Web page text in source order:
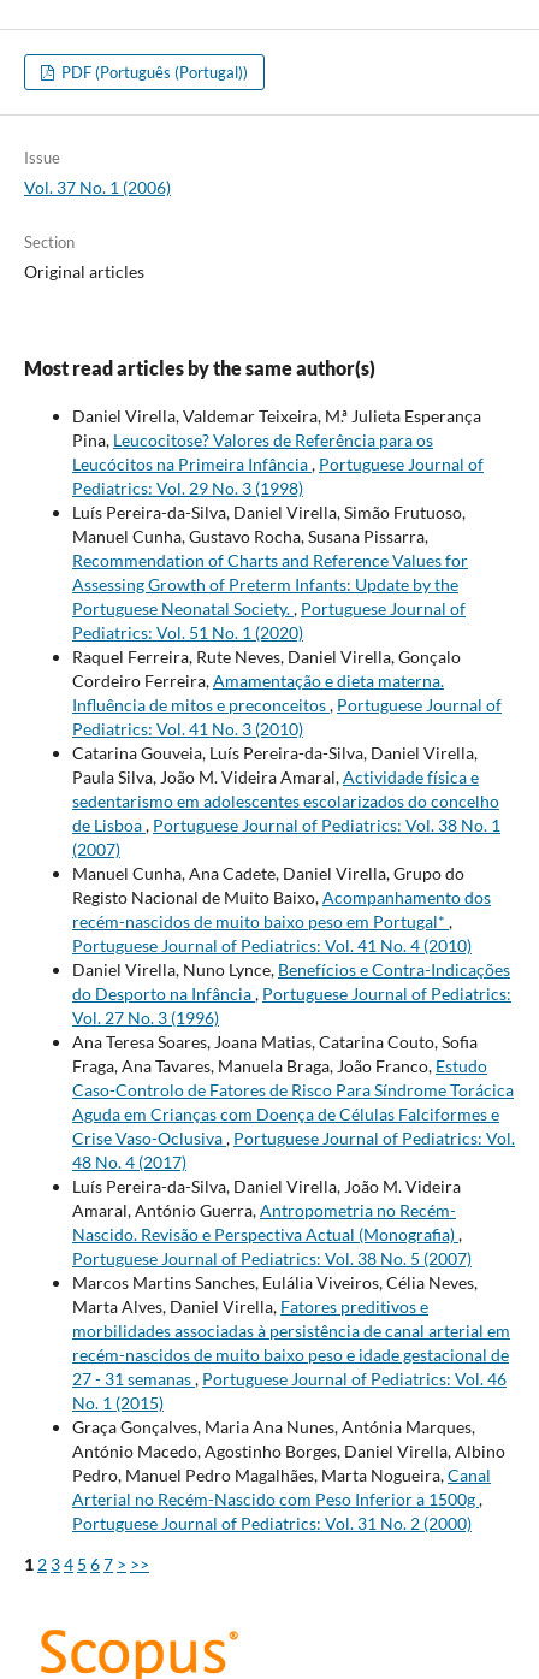
PDF (Português (Portugal))
Issue
Vol. 37 No. 1 (2006)
Section
Original articles
Most read articles by the same author(s)
Daniel Virella, Valdemar Teixeira, M.ª Julieta Esperança
Pina, Leucocitose? Valores de Referência para os
Leucócitos na Primeira Infância, Portuguese Journal of
Pediatrics: Vol. 29 No. 3 (1998)
Luís Pereira-da-Silva, Daniel Virella, Simão Frutuoso,
Manuel Cunha, Gustavo Rocha, Susana Pissarra,
Recommendation of Charts and Reference Values for
Assessing Growth of Preterm Infants: Update by the
Portuguese Neonatal Society., Portuguese Journal of
Pediatrics: Vol. 51 No. 1 (2020)
Raquel Ferreira, Rute Neves, Daniel Virella, Gonçalo
Cordeiro Ferreira,Amamentação e dieta materna.
Influência de mitos e preconceitos, Portuguese Journal of
Pediatrics: Vol. 41 No. 3 (2010)
Catarina Gouveia, Luís Pereira-da-Silva, Daniel Virella,
Paula Silva, João M. Videira Amaral,Actividade física e
sedentarismo em adolescentes escolarizados do concelho
de Lisboa, Portuguese Journal of Pediatrics: Vol. 38 No. 1
(2007)
Manuel Cunha, Ana Cadete, Daniel Virella, Grupo do
Registo Nacional de Muito Baixo,Acompanhamento dos
recém-nascidos de muito baixo peso em Portugal* ,
Portuguese Journal of Pediatrics: Vol. 41 No. 4 (2010)
Daniel Virella, Nuno Lynce, Benefícios e Contra-Indicações
do Desporto na Infância, Portuguese Journal of Pediatrics:
Vol. 27 No. 3 (1996)
Ana Teresa Soares, Joana Matias, Catarina Couto, Sofia
Fraga, Ana Tavares, Manuela Braga, João Franco, Estudo
Caso-Controlo de Fatores de Risco Para Síndrome Torácica
Aguda em Crianças com Doença de Células Falciformes e
Crise Vaso-Oclusiva, Portuguese Journal of Pediatrics: Vol.
48 No. 4 (2017)
Luís Pereira-da-Silva, Daniel Virella, João M. Videira
Amaral, António Guerra,Antropometria no Recém-
Nascido. Revisão e Perspectiva Actual (Monografia),
Portuguese Journal of Pediatrics: Vol. 38 No. 5 (2007)
Marcos Martins Sanches, Eulália Viveiros, Célia Neves,
Marta Alves, Daniel Virella, Fatores preditivos e
morbilidades associadas à persistência de canal arterial em
recém-nascidos de muito baixo peso e idade gestacional de
27 - 31 semanas, Portuguese Journal of Pediatrics: Vol. 46
No. 1 (2015)
Graça Gonçalves, Maria Ana Nunes, Antónia Marques,
António Macedo, Agostinho Borges, Daniel Virella, Albino
Pedro, Manuel Pedro Magalhães, Marta Nogueira,Canal
Arterial no Recém-Nascido com Peso Inferior a 1500g,
Portuguese Journal of Pediatrics: Vol. 31 No. 2 (2000)
1 2 34 5 67 > >>